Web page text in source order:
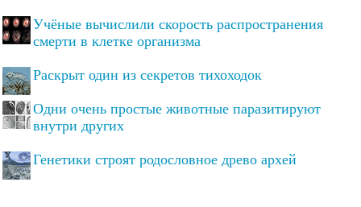
Учёные вычислили скорость распространения
смерти в клетке организма
Раскрыт один из секретов тихоходок
Одни очень простые животные паразитируют
внутри других
Генетики строят родословное древо архей